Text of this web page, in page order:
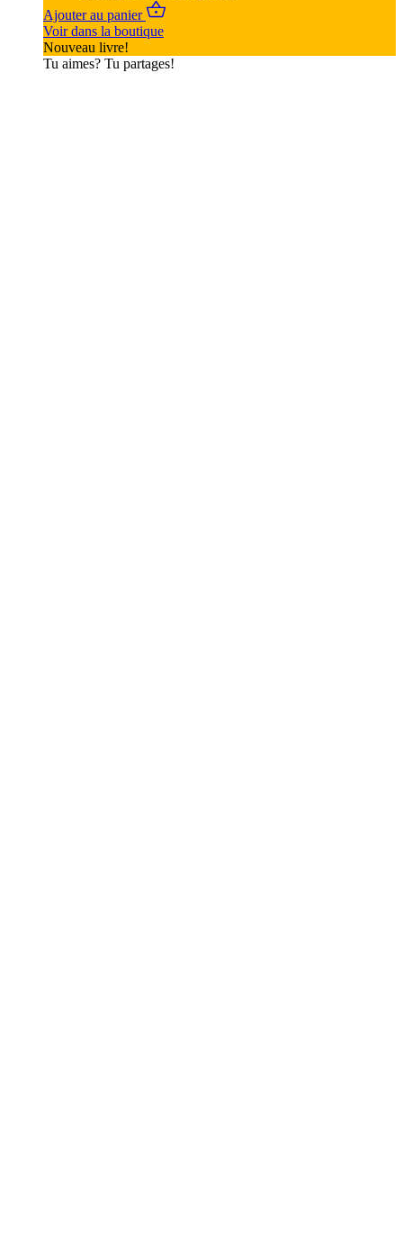
Ajouter au panier
Voir dans la boutique
Nouveau livre!
Tu aimes? Tu partages!